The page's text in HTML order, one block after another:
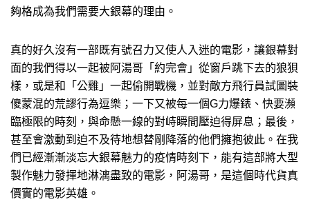
夠格成為我們需要大銀幕的理由。
真的好久沒有一部既有號召力又使人入迷的電影，讓銀幕對
面的我們得以一起被阿湯哥「約完會」從窗戶跳下去的狼狽
樣，或是和「公雞」一起偷開戰機，並對敵方飛行員試圖裝
傻蒙混的荒謬行為逗樂；一下又被每一個G力爆錶、快要瀕
臨極限的時刻，與命懸一線的對峙瞬間壓迫得屏息；最後，
甚至會激動到迫不及待地想替剛降落的他們擁抱彼此。在我
們已經漸漸淡忘大銀幕魅力的疫情時刻下，能有這部將大型
製作魅力發揮地淋漓盡致的電影，阿湯哥，是這個時代貨真
價實的電影英雄。